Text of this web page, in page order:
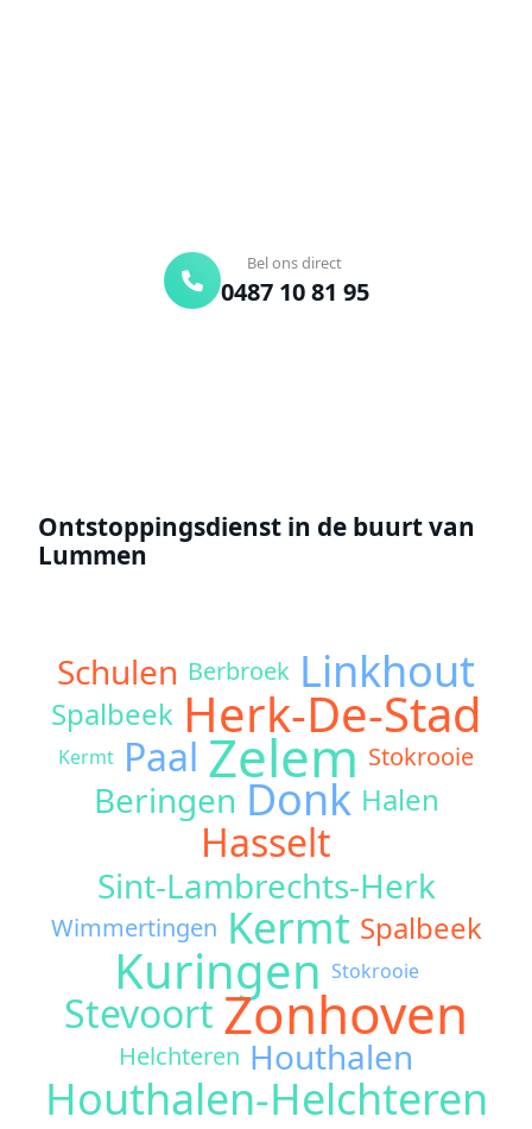
Bel ons direct
0487 10 81 95
Ontstoppingsdienst in de buurt van
Lummen
Schulen Berbroek Linkhout
Spalbeek Herk-De-Stad
Kermt Paal Zelem Stokrooie
Beringen Donk Halen
Hasselt
Sint-Lambrechts-Herk
Wimmertingen Kermt Spalbeek
Kuringen Stokrooie
Stevoort Zonhoven
Helchteren Houthalen
Houthalen-Helchteren